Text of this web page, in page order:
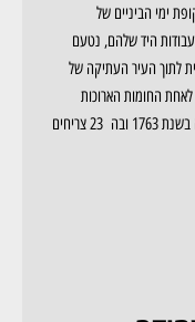
ימי הביניים של
היד שלהם, נטעם
לתוך העיר העתיקה של
החומות הארוכות
בעולם. אורכה של החומה כ – 3500 מטר בניית החלה בשנת 1763 ובה 23 צריחים